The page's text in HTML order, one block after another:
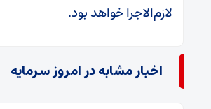
لازم‌الاجرا خواهد بود.
اخبار مشابه در امروز سرمایه